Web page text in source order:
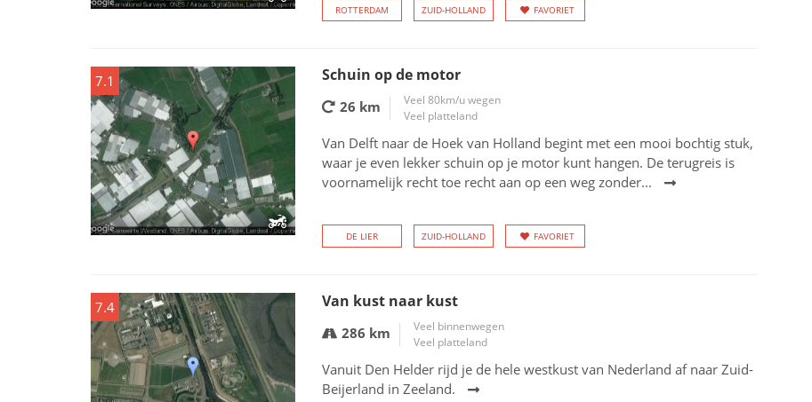
ROTTERDAM ZUID-HOLLAND FAVORIET
7.1 Schuin op de motor
26 km
Veel 80km/u wegen
Veel platteland
Van Delft naar de Hoek van Holland begint met een mooi bochtig stuk,
waar je even lekker schuin op je motor kunt hangen. De terugreis is
voornamelijk recht toe recht aan op een weg zonder...
DE LIER ZUID-HOLLAND FAVORIET
7.4 Van kust naar kust
286 km
Veel binnenwegen
Veel platteland
Vanuit Den Helder rijd je de hele westkust van Nederland af naar Zuid-
Beijerland in Zeeland.